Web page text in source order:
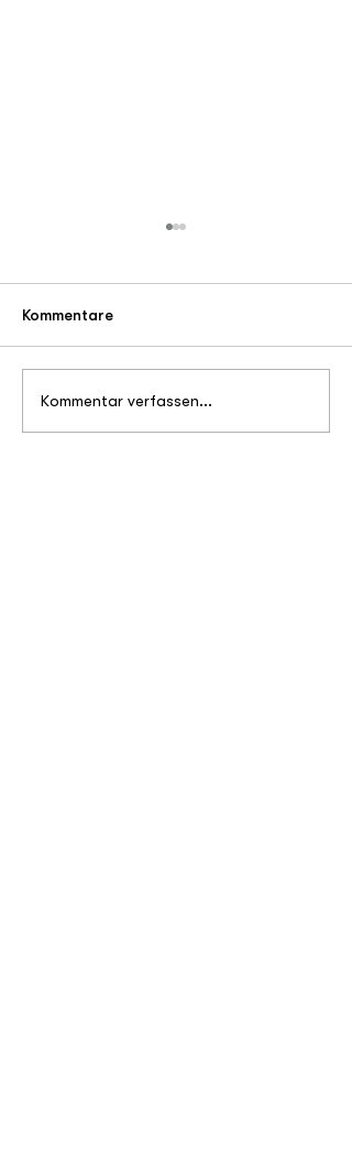
Kommentare
Kommentar verfassen...